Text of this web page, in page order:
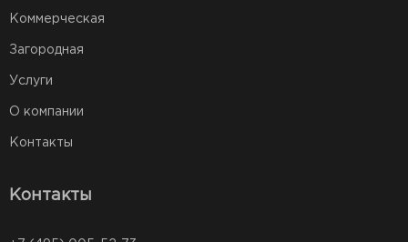
Коммерческая
Загородная
Услуги
О компании
Контакты
Контакты